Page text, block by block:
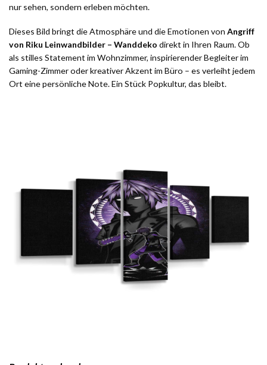
nur sehen, sondern erleben möchten.
Dieses Bild bringt die Atmosphäre und die Emotionen von Angriff
von Riku Leinwandbilder – Wanddeko direkt in Ihren Raum. Ob
als stilles Statement im Wohnzimmer, inspirierender Begleiter im
Gaming-Zimmer oder kreativer Akzent im Büro – es verleiht jedem
Ort eine persönliche Note. Ein Stück Popkultur, das bleibt.